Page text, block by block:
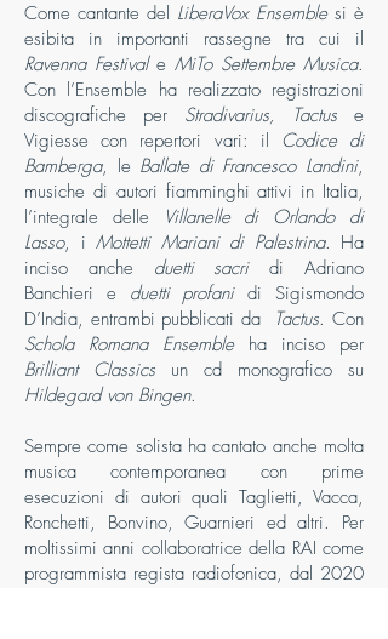
Come cantante del LiberaVox Ensemblesi è
esibita in importanti rassegne tra cui il
Ravenna Festivale MiTo Settembre Musica.
Con l’Ensemble ha realizzato registrazioni
discografiche per Stradivarius, Tactus e
Vigiesse con repertori vari: il Codice di
Bamberga, le Ballate di Francesco Landini,
musiche di autori fiamminghi attivi in Italia,
l’integrale delle
Villanelle di Orlando di
Lasso, i Mottetti Mariani di Palestrina. Ha
inciso anche duetti sacridi Adriano
Banchieri e duetti profanidi Sigismondo
D’India, entrambi pubblicati da
Tactus. Con
Schola Romana Ensembleha inciso per
Brilliant Classics un cd monografico su
Hildegard von Bingen.
Sempre come solista ha cantato anche molta
musica contemporanea con prime
esecuzioni di autori quali Taglietti, Vacca,
Ronchetti, Bonvino, Guarnieri ed altri. Per
moltissimi anni collaboratrice della RAI come
programmista regista radiofonica, dal 2020